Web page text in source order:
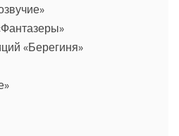
«Берегиня»